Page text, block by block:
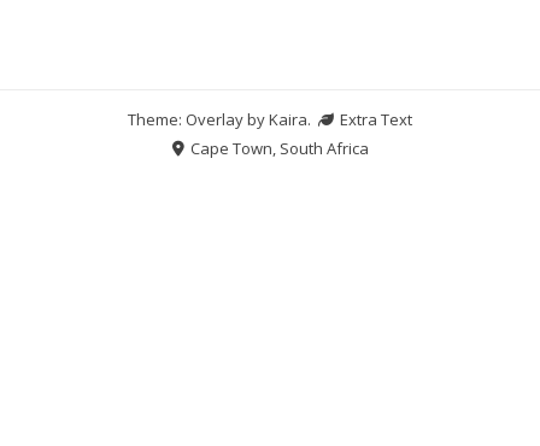
Theme: Overlay byKaira.
Extra Text
Cape Town, South Africa